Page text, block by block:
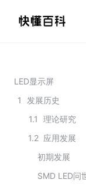
LED显示屏
1
发展历史
1.1
理论研究
1.2 应用发展
初期发展
SMD LED问